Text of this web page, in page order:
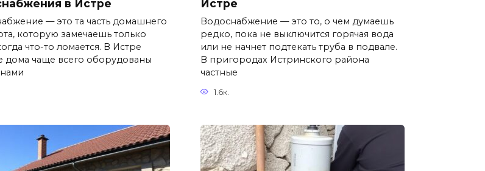
в Истре
— это та часть домашнего
которую замечаешь только
что-то ломается. В Истре
дома чаще всего оборудованы
Истре
Водоснабжение — это то, о чем думаешь
редко, пока не выключится горячая вода
или не начнет подтекать труба в подвале.
В пригородах Истринского района
частные
1.6к.